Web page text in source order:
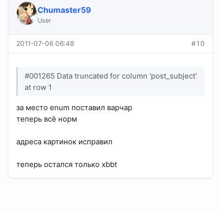
Chumaster59
User
2011-07-06 06:48 #10
#001265 Data truncated for column 'post_subject'
at row 1
за место enum поставил варчар
теперь всё норм
адреса картинок исправил
теперь остался только xbbt